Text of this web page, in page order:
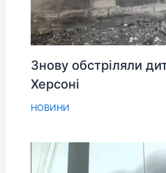
Знову обстріляли
Херсоні
НОВИНИ